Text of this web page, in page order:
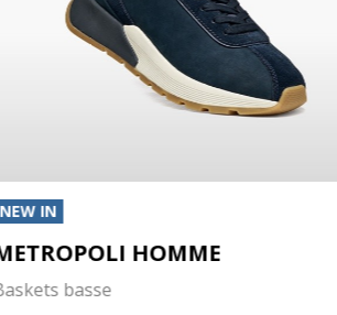
NEW IN
HOMME
basse